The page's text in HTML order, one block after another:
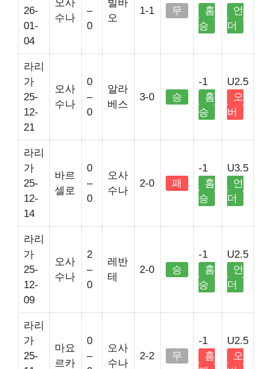
26-
01-
04
오사
수나
–
0
빌바
오
1-1 무
홈
승
언
더
라리
가
25-
12-
21
오사
수나
0
–
0
알라
베스
3-0 승
-1
홈
승
U2.5
오
버
라리
가
25-
12-
14
바르
셀로
0
–
0
오사
수나
2-0 패
-1
홈
승
U3.5
언
더
라리
가
25-
12-
09
오사
수나
2
–
0
레반
테
2-0 승
-1
홈
승
U2.5
언
더
라리
가
25-
마요
르카
0
–
오사
수나
2-2 무
-1
홈
U2.5
오